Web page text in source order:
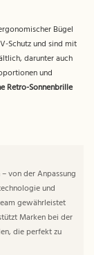
Bügel
Schutz und sind mit
darunter auch
und
Retro-Sonnenbrille
von der Anpassung
und
gewährleistet
Marken bei der
die perfekt zu